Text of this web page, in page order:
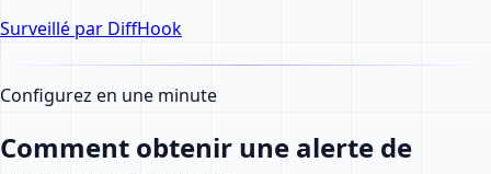
Surveillé par DiffHook
Configurez en une minute
Comment obtenir une alerte de